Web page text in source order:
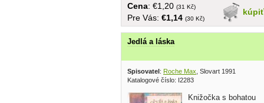
kúpiť
Cena: €1,20 (31 Kč)
Pre Vás: €1,14 (30 Kč)
Jedlá a láska
Spisovatel : Roche Max , Slovart 1991
Katalogové číslo: I2283
Knižočka s bohatou